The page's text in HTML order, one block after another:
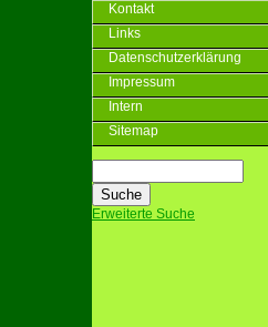
Kontakt
Links
Datenschutzerklärung
Impressum
Intern
Sitemap
Erweiterte Suche